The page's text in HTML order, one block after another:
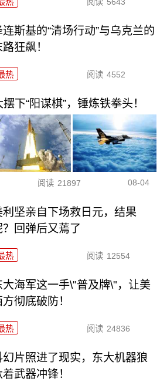
连斯基的“清场行动”与乌克兰的
路狂飙！
热 阅读 4552
下“阳谋棋”，锤炼铁拳头！
阅读 21897 08-04
利坚亲自下场救日元，结果
？回弹后又蔫了
热 阅读 12554
大海军这一手\"普及牌\"，让美
方彻底破防！
热 阅读 24836
幻片照进了现实，东大机器狼
着武器冲锋！